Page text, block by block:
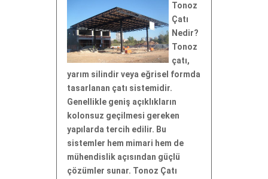
Tonoz
Çatı
Nedir?
Tonoz
çatı,
yarım silindir veya eğrisel formda
tasarlanan çatı sistemidir.
Genellikle geniş açıklıkların
kolonsuz geçilmesi gereken
yapılarda tercih edilir. Bu
sistemler hem mimari hem de
mühendislik açısından güçlü
çözümler sunar. Tonoz Çatı